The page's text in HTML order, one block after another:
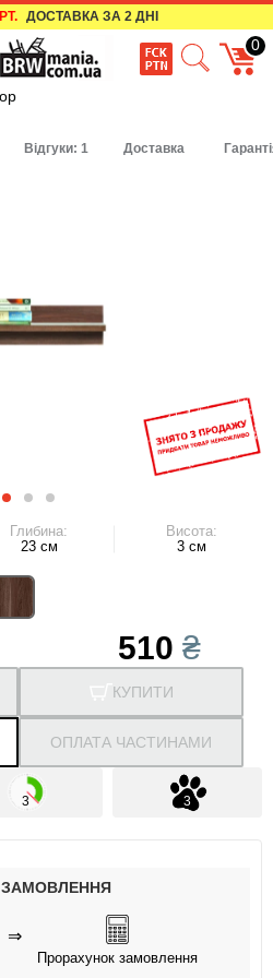
ДОСТАВКА ЗА 2 ДНІ
0
Відгуки: 1 Доставка
Глибина:
23 см
Висота:
3 см
510 ₴
КУПИТИ
ОПЛАТА ЧАСТИНАМИ
⇒
Прорахунок замовлення